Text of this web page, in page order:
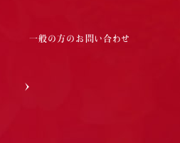
一般の方のお問い合わせ